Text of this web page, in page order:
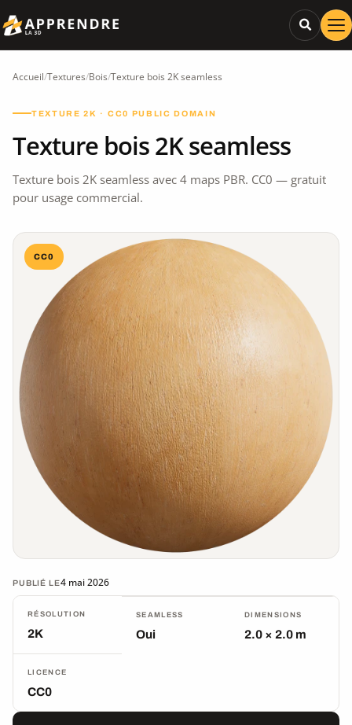
Accueil/Textures/Bois/Texture bois 2K seamless
TEXTURE 2K · CC0 PUBLIC DOMAIN
Texture bois 2K seamless
Texture bois 2K seamless avec 4 maps PBR. CC0 — gratuit
pour usage commercial.
CC0
PUBLIÉ LE4 mai 2026
RÉSOLUTION
2K
SEAMLESS
Oui
DIMENSIONS
2.0 × 2.0 m
LICENCE
CC0